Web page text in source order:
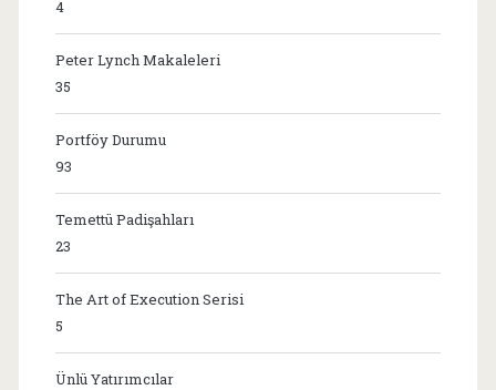
4
Peter Lynch Makaleleri
35
Portföy Durumu
93
Temettü Padişahları
23
The Art of Execution Serisi
5
Ünlü Yatırımcılar